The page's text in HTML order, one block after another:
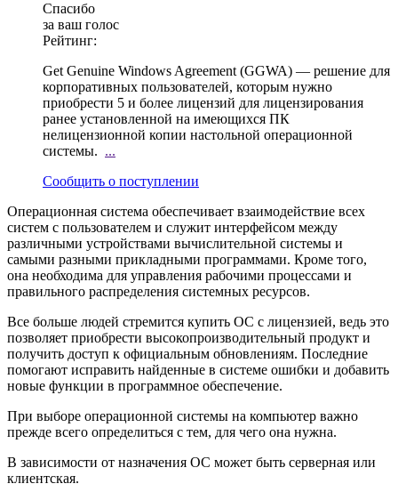
Спасибо
за ваш голос
Рейтинг:
Get Genuine Windows Agreement (GGWA) — решение для
корпоративных пользователей, которым нужно
приобрести 5 и более лицензий для лицензирования
ранее установленной на имеющихся ПК
нелицензионной копии настольной операционной
системы. ...
Сообщить о поступлении
Операционная система обеспечивает взаимодействие всех
систем с пользователем и служит интерфейсом между
различными устройствами вычислительной системы и
самыми разными прикладными программами. Кроме того,
она необходима для управления рабочими процессами и
правильного распределения системных ресурсов.
Все больше людей стремится купить ОС с лицензией, ведь это
позволяет приобрести высокопроизводительный продукт и
получить доступ к официальным обновлениям. Последние
помогают исправить найденные в системе ошибки и добавить
новые функции в программное обеспечение.
При выборе операционной системы на компьютер важно
прежде всего определиться с тем, для чего она нужна.
В зависимости от назначения ОС может быть серверная или
клиентская.